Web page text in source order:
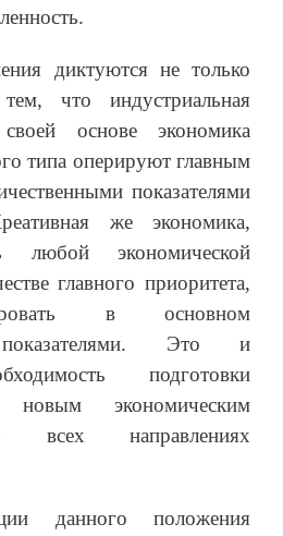
диктуются не только
что индустриальная
основе экономика
типа оперируют главным
показателями
же экономика,
любой экономической
главного приоритета,
в основном
показателями. Это и
подготовки
новым экономическим
направлениях
данного положения